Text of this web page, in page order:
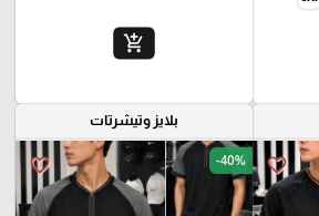
add_shopping_cart
favorite_border
بلايز وتيشرتات
favorite_border -40%